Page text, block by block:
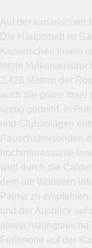
Auf der kanarischen
Die Hauptstadt ist
Kanarischen Inseln
letzte
2.426 Metern der
auch die grüne Insel
üppig gedeiht. In
und Clubanlagen
Pauschalreisenden
hochinteressante
wird durch die
dem am Wandern
Palma zu
und der Ausblick auf
abwechslungsreiche
Ferienorte auf der